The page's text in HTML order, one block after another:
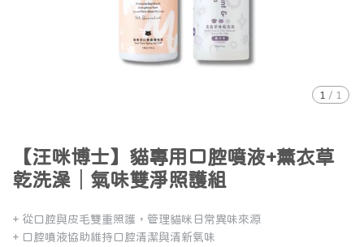
1 / 1
【汪咪博士】貓專用口腔噴液+薰衣草
乾洗澡│氣味雙淨照護組
+ 從口腔與皮毛雙重照護，管理貓咪日常異味來源
+ 口腔噴液協助維持口腔清潔與清新氣味